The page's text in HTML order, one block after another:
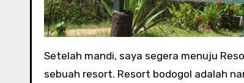
Setelah mandi, saya segera menuju
sebuah resort. Resort bodogol adalah